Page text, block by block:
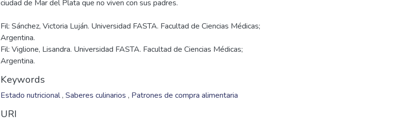
Fil: Sánchez, Victoria Luján. Universidad FASTA. Facultad de Ciencias Médicas;
Argentina.
Fil: Viglione, Lisandra. Universidad FASTA. Facultad de Ciencias Médicas;
Argentina.
Keywords
Estado nutricional, Saberes culinarios , Patrones de compra alimentaria
URI